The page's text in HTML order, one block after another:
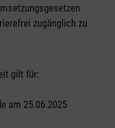
zugänglich zu
gilt für:
am 25.06.2025